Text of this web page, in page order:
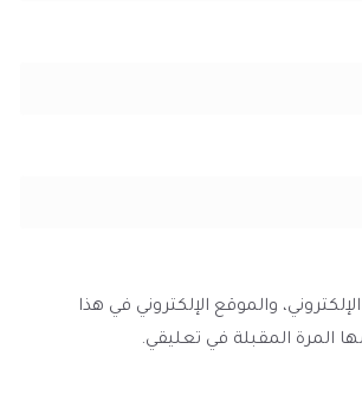
والموقع الإلكتروني في هذا
المرة المقبلة في تعليقي.